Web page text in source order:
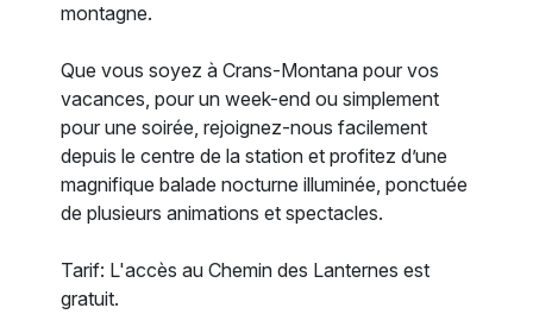
montagne.
Que vous soyez à Crans-Montana pour vos
vacances, pour un week-end ou simplement
pour une soirée, rejoignez-nous facilement
depuis le centre de la station et profitez d’une
magnifique balade nocturne illuminée, ponctuée
de plusieurs animations et spectacles.
Tarif: L'accès au Chemin des Lanternes est
gratuit.